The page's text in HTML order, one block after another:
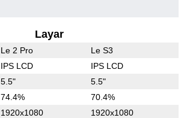
Layar
Le 2 Pro Le S3
IPS LCD IPS LCD
5.5" 5.5"
74.4% 70.4%
1920x1080 1920x1080